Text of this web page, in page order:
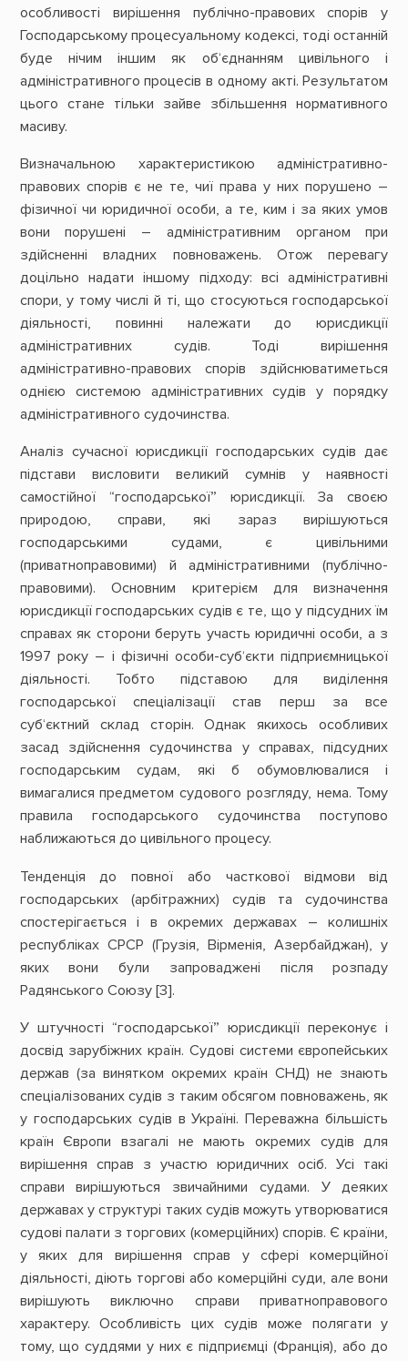
особливості вирішення публічно-правових спорів у
Господарському процесуальному кодексі, тоді останній
буде нічим іншим як об‘єднанням цивільного і
адміністративного процесів в одному акті. Результатом
цього стане тільки зайве збільшення нормативного
масиву.
Визначальною характеристикою адміністративно-
правових спорів є не те, чиї права у них порушено –
фізичної чи юридичної особи, а те, ким і за яких умов
вони порушені – адміністративним органом при
здійсненні владних повноважень. Отож перевагу
доцільно надати іншому підходу: всі адміністративні
спори, у тому числі й ті, що стосуються господарської
діяльності, повинні належати до юрисдикції
адміністративних судів. Тоді вирішення
адміністративно-правових спорів здійснюватиметься
однією системою адміністративних судів у порядку
адміністративного судочинства.
Аналіз сучасної юрисдикції господарських судів дає
підстави висловити великий сумнів у наявності
самостійної “господарської” юрисдикції. За своєю
природою, справи, які зараз вирішуються
господарськими судами, є цивільними
(приватноправовими) й адміністративними (публічно-
правовими). Основним критерієм для визначення
юрисдикції господарських судів є те, що у підсудних їм
справах як сторони беруть участь юридичні особи, а з
1997 року – і фізичні особи-суб‘єкти підприємницької
діяльності. Тобто підставою для виділення
господарської спеціалізації став перш за все
суб‘єктний склад сторін. Однак якихось особливих
засад здійснення судочинства у справах, підсудних
господарським судам, які б обумовлювалися і
вимагалися предметом судового розгляду, нема. Тому
правила господарського судочинства поступово
наближаються до цивільного процесу.
Тенденція до повної або часткової відмови від
господарських (арбітражних) судів та судочинства
спостерігається і в окремих державах – колишніх
республіках СРСР (Грузія, Вірменія, Азербайджан), у
яких вони були запроваджені після розпаду
Радянського Союзу [3].
У штучності “господарської” юрисдикції переконує і
досвід зарубіжних країн. Судові системи європейських
держав (за винятком окремих країн СНД) не знають
спеціалізованих судів з таким обсягом повноважень, як
у господарських судів в Україні. Переважна більшість
країн Європи взагалі не мають окремих судів для
вирішення справ з участю юридичних осіб. Усі такі
справи вирішуються звичайними судами. У деяких
державах у структурі таких судів можуть утворюватися
судові палати з торгових (комерційних) спорів. Є країни,
у яких для вирішення справ у сфері комерційної
діяльності, діють торгові або комерційні суди, але вони
вирішують виключно справи приватноправового
характеру. Особливість цих судів може полягати у
тому, що суддями у них є підприємці (Франція), або до